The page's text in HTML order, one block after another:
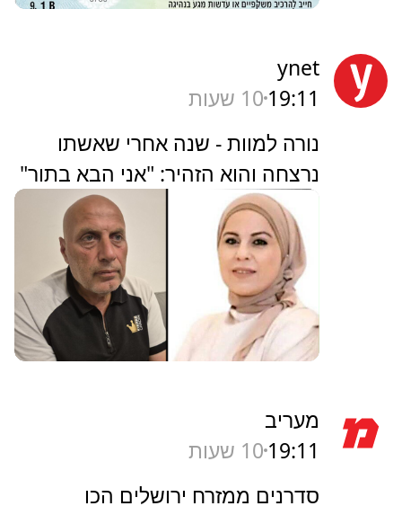
ynet
19:11 10 שעות
נורה למוות - שנה אחרי שאשתו
נרצחה והוא הזהיר: "אני הבא בתור"
מעריב
19:11 10 שעות
סדרנים ממזרח ירושלים הכו